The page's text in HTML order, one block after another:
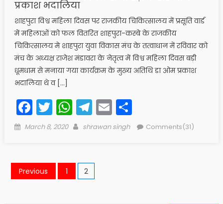
प्रकाश भदालिया
शाहपुरा विश्व महिला दिवस पर राजकीय चिकित्सालय में प्रसूति वार्ड
में महिलाओं को फल वितरित शाहपुरा-कस्बे के राजकीय
चिकित्सालय मे शाहपुरा युवा विकास मंच के तत्वाधान में रविवार को
मंच के अध्यक्ष राजेश मंडावरा के नेतृत्व में विश्व महिला दिवस बड़ी
धूमधाम से मनाया गया कार्यक्रम के मुख्य अतिथि डा ओम प्रकाश
भदालिया थे व […]
Facebook
Twitter
WhatsApp
Telegram
EmailShare
Posted
March 8, 2020 Author
shrawan singh Comments(31)
Posts
navigation
Previous 1 2